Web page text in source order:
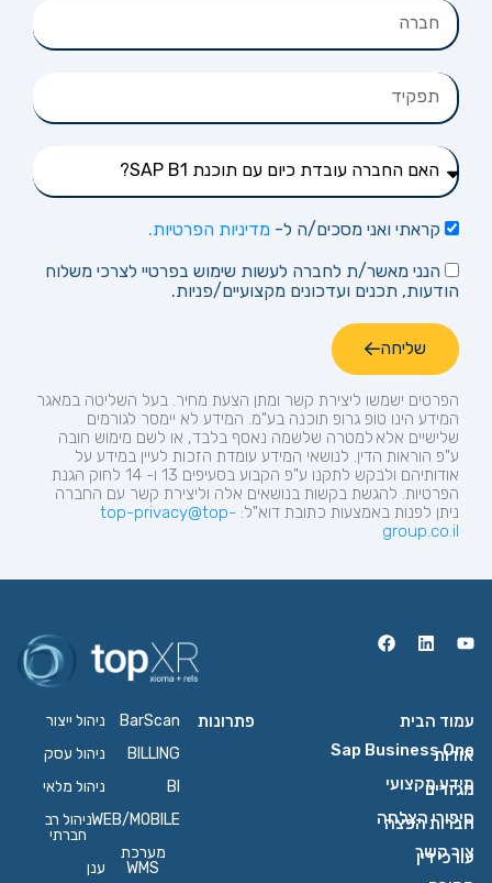
קראתי ואני מסכים/ה ל- מדיניות הפרטיות.
הנני מאשר/ת לחברה לעשות שימוש בפרטיי לצרכי משלוח
הודעות, תכנים ועדכונים מקצועיים/פניות.
שליחה
הפרטים ישמשו ליצירת קשר ומתן הצעת מחיר. בעל השליטה במאגר
המידע הינו טופ גרופ תוכנה בע"מ. המידע לא יימסר לגורמים
שלישיים אלא למטרה שלשמה נאסף בלבד, או לשם מימוש חובה
ע"פ הוראות הדין. לנושאי המידע עומדת הזכות לעיין במידע על
אודותיהם ולבקש לתקנו ע"פ הקבוע בסעיפים 13 ו- 14 לחוק הגנת
הפרטיות. להגשת בקשות בנושאים אלה וליצירת קשר עם החברה
ניתן לפנות באמצעות כתובת דוא"ל: top-privacy@top-
group.co.il
עמוד הבית
אודות
מגזרים
חברות הפצה
עורכי דין
פתרונות
BarScan
BILLING
BI
WEB/MOBILE
מערכת
WMS
ניהול ייצור
ניהול עסק
ניהול מלאי
ניהול רב
חברתי
ענן
Sap Business One
מידע מקצועי
סיפורי הצלחה
צור קשר